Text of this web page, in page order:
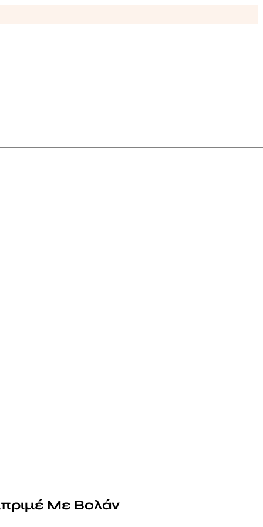
Με Βολάν